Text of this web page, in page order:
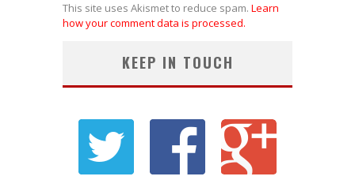
This site uses Akismet to reduce spam. Learn
how your comment data is processed.
KEEP IN TOUCH